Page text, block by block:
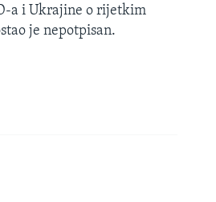
a i Ukrajine o rijetkim
je nepotpisan.